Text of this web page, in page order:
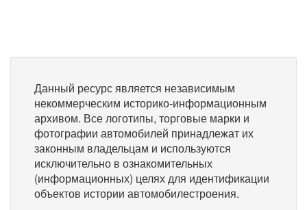
Данный ресурс является независимым
некоммерческим историко-информационным
архивом. Все логотипы, торговые марки и
фотографии автомобилей принадлежат их
законным владельцам и используются
исключительно в ознакомительных
(информационных) целях для идентификации
объектов истории автомобилестроения.